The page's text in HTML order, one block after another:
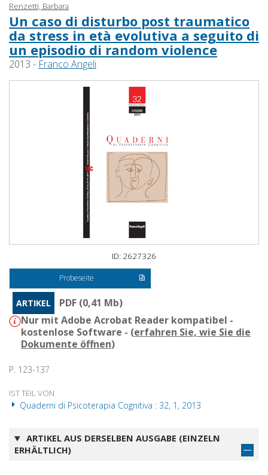
Renzetti, Barbara
Un caso di disturbo post traumatico
da stress in età evolutiva a seguito di
un episodio di random violence
2013 - Franco Angeli
ID: 2627326
Probeseite
ARTIKEL
PDF (0,41 Mb)
Nur mit Adobe Acrobat Reader kompatibel -
kostenlose Software - (erfahren Sie, wie Sie die
Dokumente öffnen)
P. 123-137
IST TEIL VON
Quaderni di Psicoterapia Cognitiva : 32, 1, 2013
ARTIKEL AUS DERSELBEN AUSGABE (EINZELN
ERHÄLTLICH)